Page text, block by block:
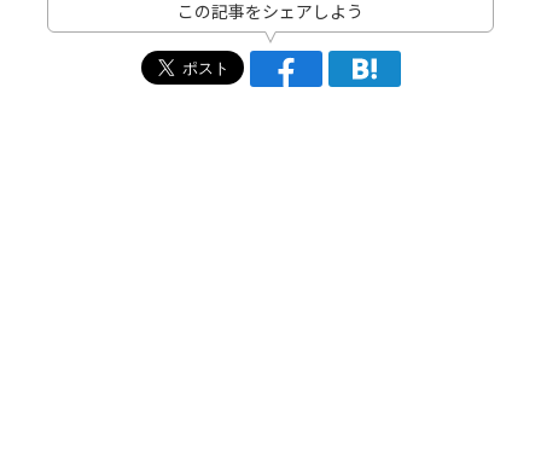
この記事をシェアしよう